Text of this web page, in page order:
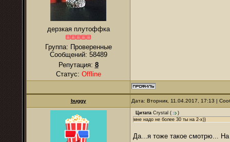
дерзкая плутоффка
Группа: Проверенные
Сообщений: 58489
Репутация: 8
Статус: Offline
buggy Дата: Вторник, 11.04.2017, 17:13 |
Цитата Crystal (
)
мне надо не более 30 ты на 2-х))
Да...я тоже такое смотрю...